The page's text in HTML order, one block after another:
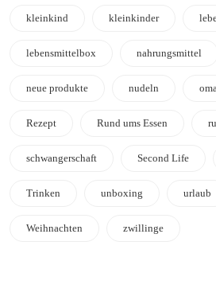
kleinkind kleinkinder
lebensmittelbox nahrungsmittel
neue produkte nudeln
Rezept Rund ums Essen
schwangerschaft Second Life
Trinken unboxing urlaub
Weihnachten zwillinge